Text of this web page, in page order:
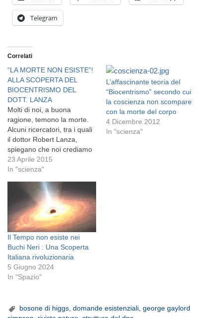
Telegram
Correlati
“LA MORTE NON ESISTE”!
ALLA SCOPERTA DEL
BIOCENTRISMO DEL
DOTT. LANZA
Molti di noi, a buona
ragione, temono la morte.
Alcuni ricercatori, tra i quali
il dottor Robert Lanza,
spiegano che noi crediamo
nella morte semplicemente
perchè così ci è stato
Ma una nuova teoria
scientifica suggerisce che la
morte corporale non è
l'evento terminale che
pensiamo, ma…
23 Aprile 2015
In "scienza"
L’affascinante teoria del
“Biocentrismo” secondo cui
la coscienza non scompare
con la morte del corpo
4 Dicembre 2012
In "scienza"
Il Tempo non esiste nei
Buchi Neri : Una Scoperta
Italiana rivoluzionaria
5 Giugno 2024
In "Spazio"
bosone di higgs,domande esistenziali,george gaylord